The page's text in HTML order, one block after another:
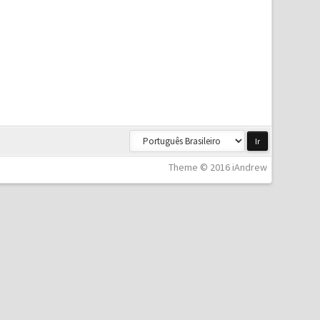
Theme © 2016 iAndrew